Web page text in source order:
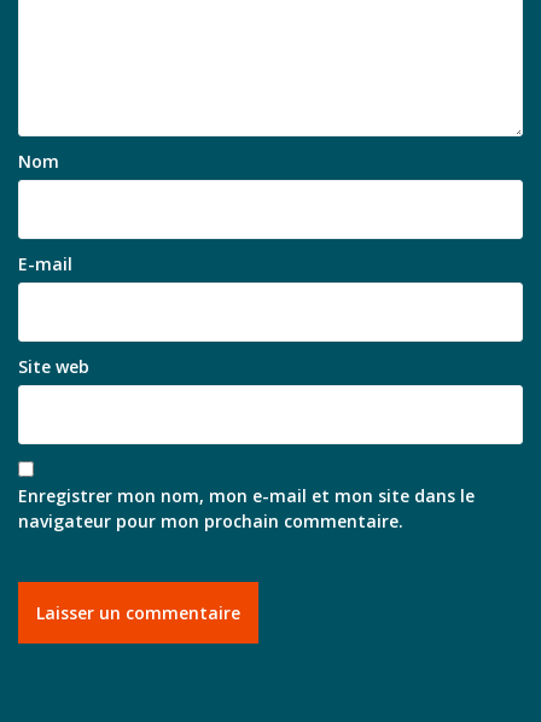
Nom
E-mail
Site web
Enregistrer mon nom, mon e-mail et mon site dans le
navigateur pour mon prochain commentaire.